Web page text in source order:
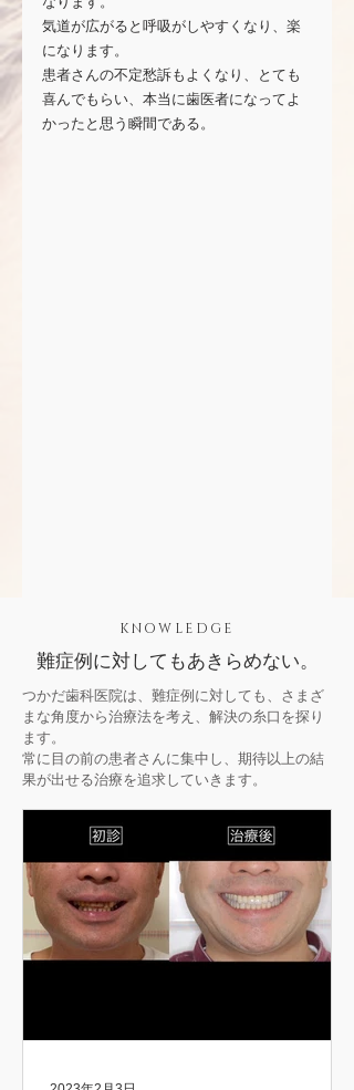
気道が広がると呼吸がしやすくなり、楽
になります。
患者さんの不定愁訴もよくなり、とても
喜んでもらい、本当に歯医者になってよ
かったと思う瞬間である。
KNOWLEDGE
難症例に対してもあきらめない。
つかだ歯科医院は、難症例に対しても、さまざ
まな角度から治療法を考え、解決の糸口を探り
ます。
常に目の前の患者さんに集中し、期待以上の結
果が出せる治療を追求していきます。